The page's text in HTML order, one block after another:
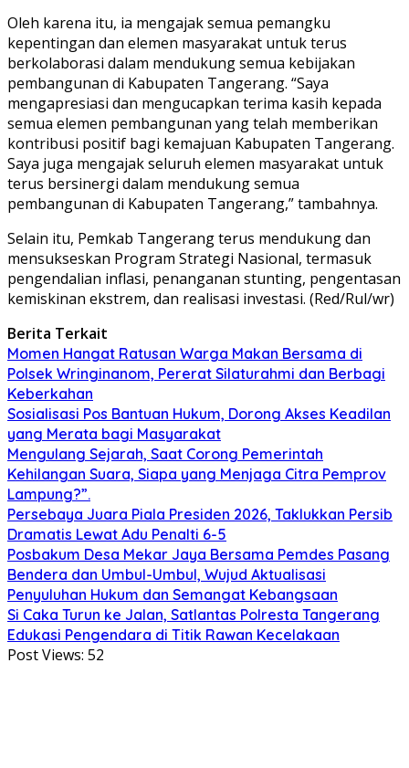
Oleh karena itu, ia mengajak semua pemangku
kepentingan dan elemen masyarakat untuk terus
berkolaborasi dalam mendukung semua kebijakan
pembangunan di Kabupaten Tangerang. “Saya
mengapresiasi dan mengucapkan terima kasih kepada
semua elemen pembangunan yang telah memberikan
kontribusi positif bagi kemajuan Kabupaten Tangerang.
Saya juga mengajak seluruh elemen masyarakat untuk
terus bersinergi dalam mendukung semua
pembangunan di Kabupaten Tangerang,” tambahnya.
Selain itu, Pemkab Tangerang terus mendukung dan
mensukseskan Program Strategi Nasional, termasuk
pengendalian inflasi, penanganan stunting, pengentasan
kemiskinan ekstrem, dan realisasi investasi. (Red/Rul/wr)
Berita Terkait
Momen Hangat Ratusan Warga Makan Bersama di
Polsek Wringinanom, Pererat Silaturahmi dan Berbagi
Keberkahan
Sosialisasi Pos Bantuan Hukum, Dorong Akses Keadilan
yang Merata bagi Masyarakat
Mengulang Sejarah, Saat Corong Pemerintah
Kehilangan Suara, Siapa yang Menjaga Citra Pemprov
Lampung?”.
Persebaya Juara Piala Presiden 2026, Taklukkan Persib
Dramatis Lewat Adu Penalti 6-5
Posbakum Desa Mekar Jaya Bersama Pemdes Pasang
Bendera dan Umbul-Umbul, Wujud Aktualisasi
Penyuluhan Hukum dan Semangat Kebangsaan
Si Caka Turun ke Jalan, Satlantas Polresta Tangerang
Edukasi Pengendara di Titik Rawan Kecelakaan
Post Views: 52